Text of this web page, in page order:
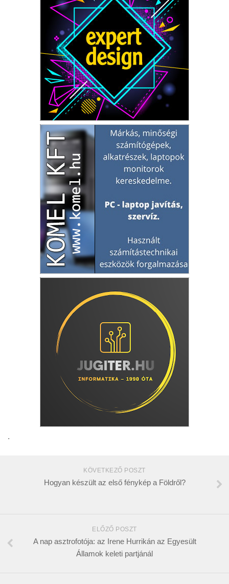
.
KÖVETKEZŐ POSZT
Hogyan készült az első fénykép a Földről?
ELŐZŐ POSZT
A nap asztrofotója: az Irene Hurrikán az Egyesült
Államok keleti partjánál